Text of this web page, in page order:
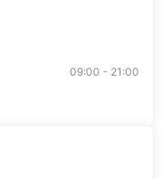
09:00 - 21:00